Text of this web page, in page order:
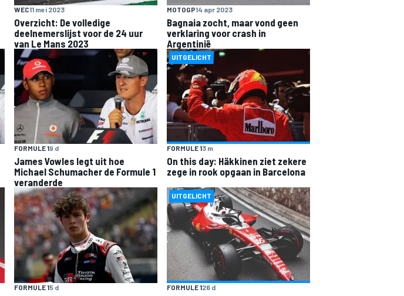
WEC11 mei 2023
Overzicht: De volledige
deelnemerslijst voor de 24 uur
van Le Mans 2023
MOTOGP14 apr 2023
Bagnaia zocht, maar vond geen
verklaring voor crash in
Argentinië
FORMULE 19 d
James Vowles legt uit hoe
Michael Schumacher de Formule 1
veranderde
UITGELICHT
FORMULE 13 m
On this day: Häkkinen ziet zekere
zege in rook opgaan in Barcelona
FORMULE 15 d
UITGELICHT
FORMULE 126 d